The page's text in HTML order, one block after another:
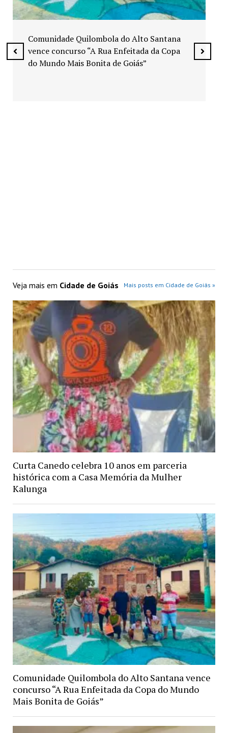
Exposição “Arte em Cores” leva pinturas a
espaços públicos de Senador Canedo
Veja mais em Cidade de Goiás Mais posts em Cidade de Goiás »
Curta Canedo celebra 10 anos em parceria
histórica com a Casa Memória da Mulher
Kalunga
Comunidade Quilombola do Alto Santana vence
concurso “A Rua Enfeitada da Copa do Mundo
Mais Bonita de Goiás”